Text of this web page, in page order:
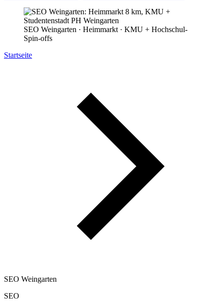
SEO Weingarten · Heimmarkt · KMU + Hochschul-
Spin-offs
Startseite
SEO Weingarten
SEO